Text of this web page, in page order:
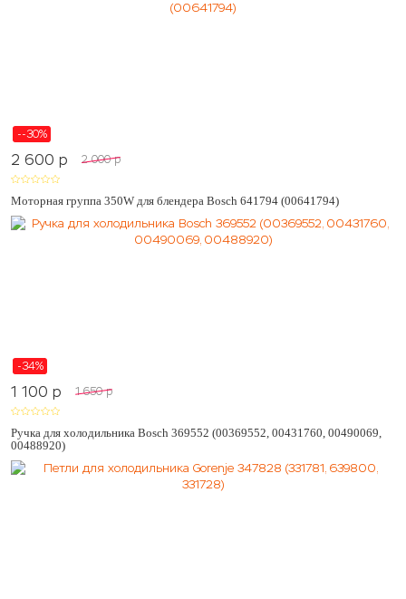
--30%
2 600 p 2 000 p
Моторная группа 350W для блендера Bosch 641794 (00641794)
-34%
1 100 p 1 650 p
Ручка для холодильника Bosch 369552 (00369552, 00431760, 00490069,
00488920)